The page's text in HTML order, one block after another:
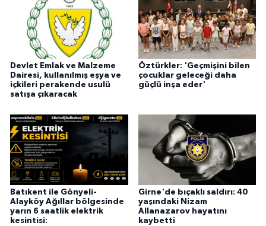
Devlet Emlak ve Malzeme
Dairesi, kullanılmış eşya ve
içkileri perakende usulü
satışa çıkaracak
Öztürkler: 'Geçmişini bilen
çocuklar geleceği daha
güçlü inşa eder'
Batıkent ile Gönyeli-
Alayköy Ağıllar bölgesinde
yarın 6 saatlik elektrik
kesintisi:
Girne'de bıçaklı saldırı: 40
yaşındaki Nizam
Allanazarov hayatını
kaybetti